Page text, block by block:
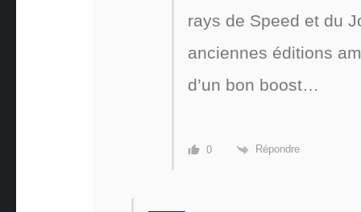
rays de Speed et du
anciennes éditions
d’un bon boost…
0 Répondre